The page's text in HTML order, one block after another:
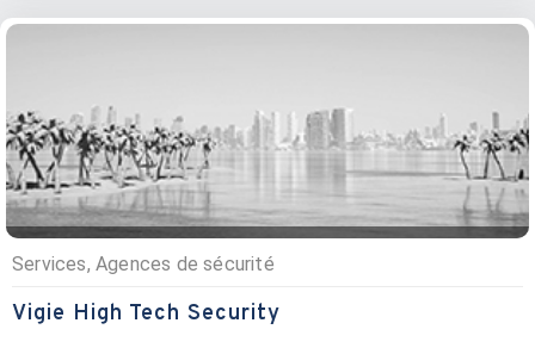
Services, Agences de sécurité
Vigie High Tech Security